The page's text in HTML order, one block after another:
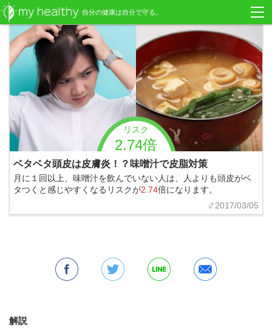
リスク
2.74倍
ベタベタ頭皮は皮膚炎！？味噌汁で皮脂対策
月に１回以上、味噌汁を飲んでいない人は、人よりも頭皮がベ
タつくと感じやすくなるリスクが2.74倍になります。
2017/03/05
解説
自分の健康は自分で守る。